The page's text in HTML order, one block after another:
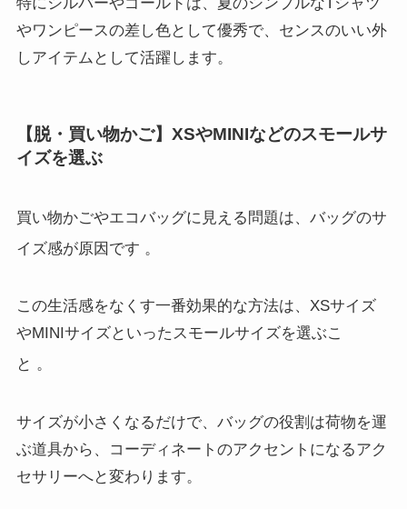
やワンピースの差し色として優秀で、センスのいい外
しアイテムとして活躍します。
【脱・買い物かご】XSやMINIなどのスモールサ
イズを選ぶ
買い物かごやエコバッグに見える問題は、バッグのサ
イズ感が原因です 。
この生活感をなくす一番効果的な方法は、XSサイズ
やMINIサイズといったスモールサイズを選ぶこ
と 。
サイズが小さくなるだけで、バッグの役割は荷物を運
ぶ道具から、コーディネートのアクセントになるアク
セサリーへと変わります。